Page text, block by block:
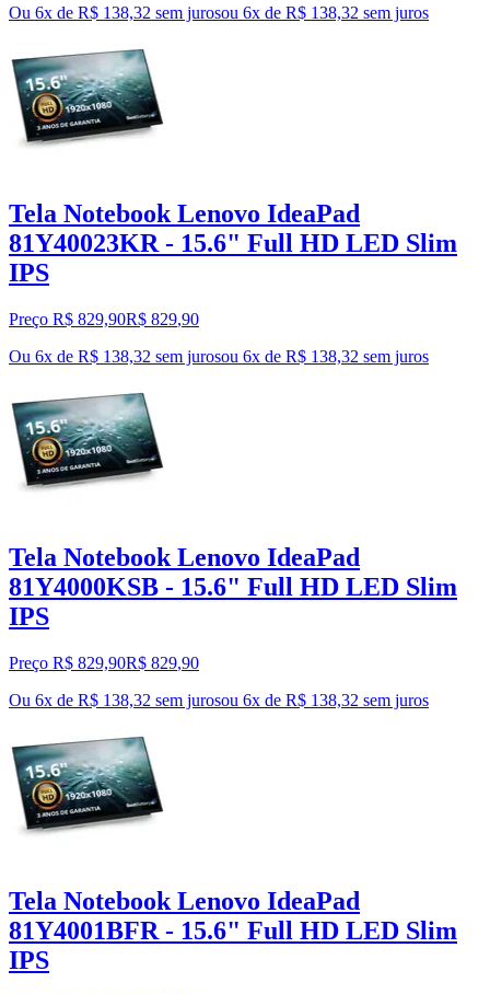
Ou 6x de R$ 138,32 sem jurosou 6x de R$ 138,32 sem juros
Tela Notebook Lenovo IdeaPad
81Y40023KR - 15.6" Full HD LED Slim
IPS
Preço R$ 829,90R$ 829,90
Ou 6x de R$ 138,32 sem jurosou 6x de R$ 138,32 sem juros
Tela Notebook Lenovo IdeaPad
81Y4000KSB - 15.6" Full HD LED Slim
IPS
Preço R$ 829,90R$ 829,90
Ou 6x de R$ 138,32 sem jurosou 6x de R$ 138,32 sem juros
Tela Notebook Lenovo IdeaPad
81Y4001BFR - 15.6" Full HD LED Slim
IPS